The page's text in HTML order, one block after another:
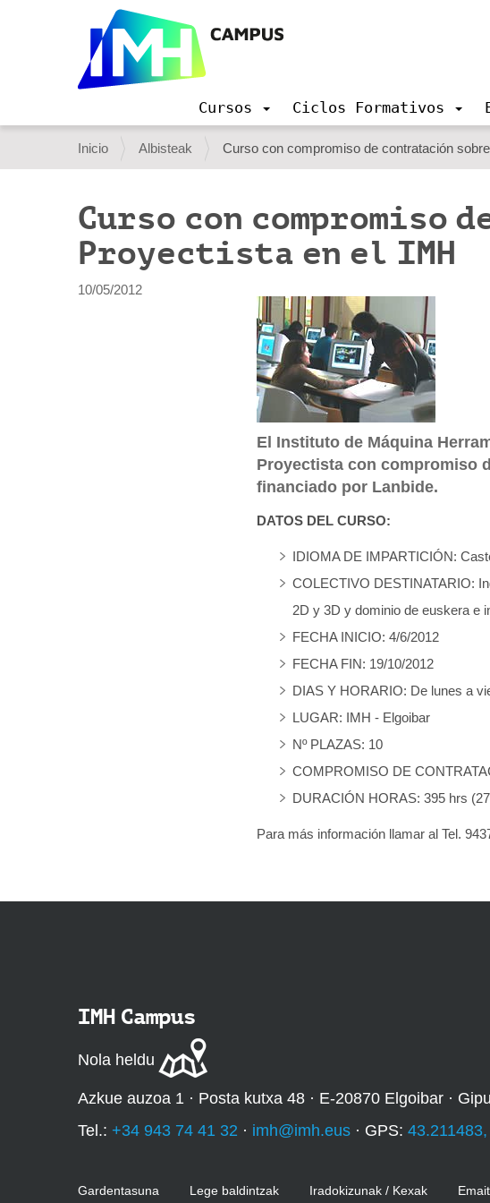
v
a
c
i
n
Cursos Ciclos Formativos
U
s
e
e
Inicio Albisteak Curso con compromiso de contratación
Curso con
Proyectista en el IMH
10/05/2012
El Instituto de Máquina
Proyectista con compromiso
financiado por Lanbide.
DATOS DEL CURSO:
IDIOMA DE IMPARTICIÓN:
COLECTIVO DESTINATARIO:
2D y 3D y dominio de euskera e
FECHA INICIO: 4/6/2012
FECHA FIN: 19/10/2012
DIAS Y HORARIO: De lunes a
LUGAR: IMH - Elgoibar
Nº PLAZAS: 10
COMPROMISO DE
DURACIÓN HORAS: 395 hrs
Para más información llamar al Tel.
IMH Campus
Nola heldu
Azkue auzoa 1 · Posta kutxa 48 · E-20870 Elgoibar ·
Tel.: +34 943 74 41 32 · imh@imh.eus · GPS:
Gardentasuna Lege baldintzak Iradokizunak / Kexak